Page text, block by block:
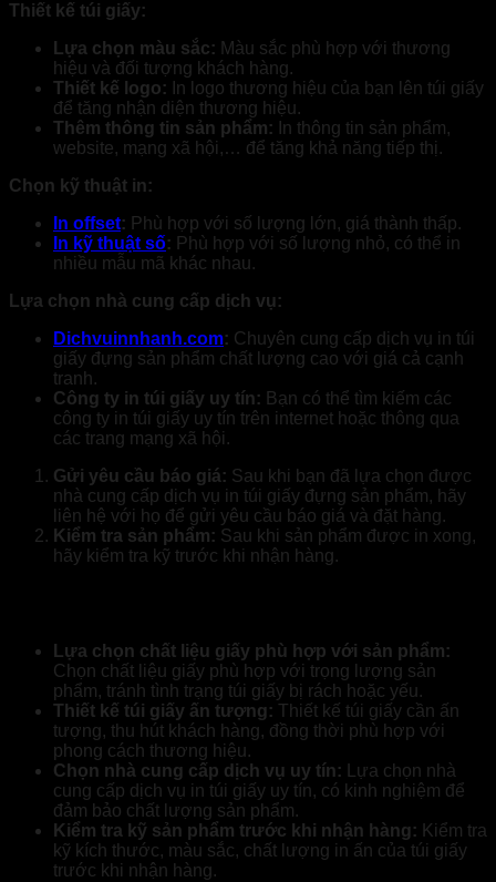
Thiết kế túi giấy:
Lựa chọn màu sắc: Màu sắc phù hợp với thương
hiệu và đối tượng khách hàng.
Thiết kế logo: In logo thương hiệu của bạn lên túi giấy
để tăng nhận diện thương hiệu.
Thêm thông tin sản phẩm: In thông tin sản phẩm,
website, mạng xã hội,… để tăng khả năng tiếp thị.
Chọn kỹ thuật in:
In offset: Phù hợp với số lượng lớn, giá thành thấp.
In kỹ thuật số: Phù hợp với số lượng nhỏ, có thể in
nhiều mẫu mã khác nhau.
Lựa chọn nhà cung cấp dịch vụ:
Dichvuinnhanh.com: Chuyên cung cấp dịch vụ in túi
giấy đựng sản phẩm chất lượng cao với giá cả cạnh
tranh.
Công ty in túi giấy uy tín: Bạn có thể tìm kiếm các
công ty in túi giấy uy tín trên internet hoặc thông qua
các trang mạng xã hội.
Gửi yêu cầu báo giá: Sau khi bạn đã lựa chọn được
nhà cung cấp dịch vụ in túi giấy đựng sản phẩm, hãy
liên hệ với họ để gửi yêu cầu báo giá và đặt hàng.
Kiểm tra sản phẩm: Sau khi sản phẩm được in xong,
hãy kiểm tra kỹ trước khi nhận hàng.
Lựa chọn chất liệu giấy phù hợp với sản phẩm:
Chọn chất liệu giấy phù hợp với trọng lượng sản
phẩm, tránh tình trạng túi giấy bị rách hoặc yếu.
Thiết kế túi giấy ấn tượng: Thiết kế túi giấy cần ấn
tượng, thu hút khách hàng, đồng thời phù hợp với
phong cách thương hiệu.
Chọn nhà cung cấp dịch vụ uy tín: Lựa chọn nhà
cung cấp dịch vụ in túi giấy uy tín, có kinh nghiệm để
đảm bảo chất lượng sản phẩm.
Kiểm tra kỹ sản phẩm trước khi nhận hàng: Kiểm tra
kỹ kích thước, màu sắc, chất lượng in ấn của túi giấy
trước khi nhận hàng.